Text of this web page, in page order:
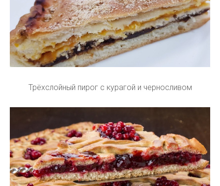
Трёхслойный пирог с курагой и черносливом